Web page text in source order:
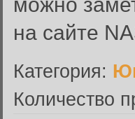
на сайте
Категория:
Количество